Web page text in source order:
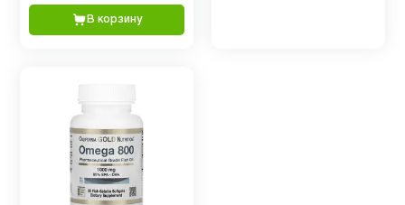
масло
Коэнзим
Q10
(CoQ10)
1
В корзину